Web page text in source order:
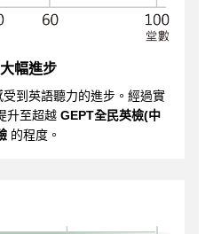
幅進步
到英語聽力的進步。經過實
升至超越 GEPT全民英檢(中
的程度。